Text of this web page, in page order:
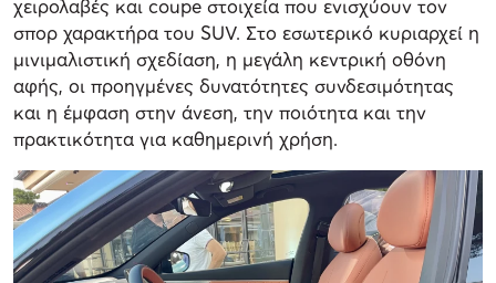
χειρολαβές και coupe στοιχεία που ενισχύουν τον
σπορ χαρακτήρα του SUV. Στο εσωτερικό κυριαρχεί η
μινιμαλιστική σχεδίαση, η μεγάλη κεντρική οθόνη
αφής, οι προηγμένες δυνατότητες συνδεσιμότητας
και η έμφαση στην άνεση, την ποιότητα και την
πρακτικότητα για καθημερινή χρήση.